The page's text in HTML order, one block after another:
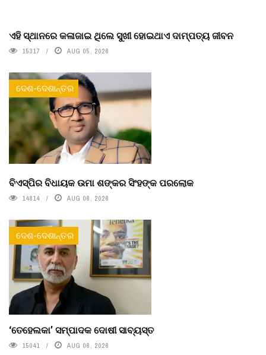
ଏହି ସ୍ଥାନରେ କଳାଜାଇ ଥିଲେ ସୁଖୀ ହୋଇଥାଏ ଦାମ୍ପତ୍ୟ ଜୀବନ
15317 AUG 05, 2026
ଦେଶ-ଦେଶାନ୍ତର
ବିଏସ୍‌ପିର ବିଧାୟକ ଉମା ଶଙ୍କର ସିଂହଙ୍କ ପରଲୋକ
14814 AUG 06, 2026
ଦେଶ-ଦେଶାନ୍ତର
‘ତେହେଲକା’ ସମ୍ପାଦକ ଦୋଷୀ ସାବ୍ୟସ୍ତ
15041 AUG 06, 2026